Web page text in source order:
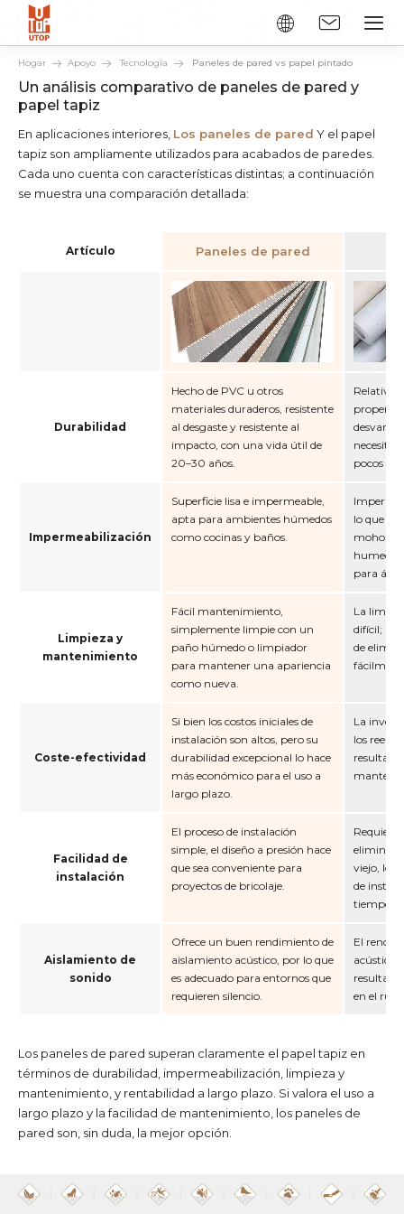
Hogar Apoyo Tecnología Paneles de pared vs papel pintado
Un análisis comparativo de paneles de pared y
papel tapiz
En aplicaciones interiores, Los paneles de pared Y el papel
tapiz son ampliamente utilizados para acabados de paredes.
Cada uno cuenta con características distintas; a continuación
se muestra una comparación detallada:
Artículo Paneles de pared
Durabilidad
Hecho de PVC u otros
materiales duraderos, resistente
al desgaste y resistente al
impacto, con una vida útil de
20–30 años.
necesita
pocos
Impermeabilización
Superficie lisa e impermeable,
apta para ambientes húmedos
como cocinas y baños.
lo que lo
moho o
para
Limpieza y
mantenimiento
Fácil mantenimiento,
simplemente limpie con un
paño húmedo o limpiador
para mantener una apariencia
como nueva.
La
difícil; las
de
Coste-efectividad
Si bien los costos iniciales de
instalación son altos, pero su
durabilidad excepcional lo hace
más económico para el uso a
largo plazo.
La
los
resultan
Facilidad de
instalación
El proceso de instalación
simple, el diseño a presión hace
que sea conveniente para
proyectos de bricolaje.
viejo, lo
de
tiempo y
Aislamiento de
sonido
Ofrece un buen rendimiento de
aislamiento acústico, por lo que
es adecuado para entornos que
requieren silencio.
El
acústico
resulta
en el
Los paneles de pared superan claramente el papel tapiz en
términos de durabilidad, impermeabilización, limpieza y
mantenimiento, y rentabilidad a largo plazo. Si valora el uso a
largo plazo y la facilidad de mantenimiento, los paneles de
pared son, sin duda, la mejor opción.